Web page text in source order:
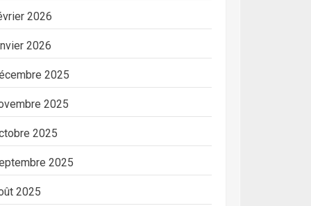
2026
2026
2025
2025
2025
2025
2025